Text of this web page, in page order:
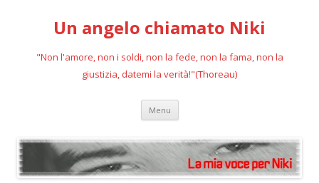
Un angelo chiamato Niki
"Non l'amore, non i soldi, non la fede, non la fama, non la
giustizia, datemi la verità!"(Thoreau)
Menu Vai
contenuto